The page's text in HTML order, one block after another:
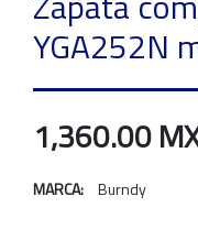
YGA252N
1,360.00
MARCA: Burndy